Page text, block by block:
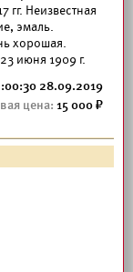
гг. Неизвестная
эмаль.
хорошая.
июня 1909 г.
28.09.2019
15 000